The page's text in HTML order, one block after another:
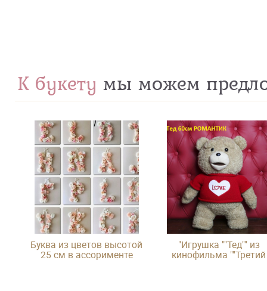
К букету мы можем
Буква из цветов высотой
25 см в ассорименте
"Игрушка ""Тед"" из
кинофильма ""Третий